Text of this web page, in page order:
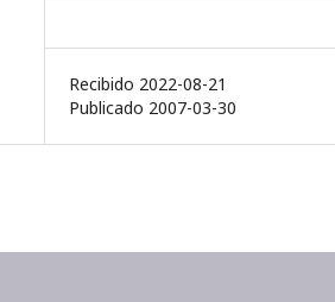
Recibido 2022-08-21
Publicado 2007-03-30